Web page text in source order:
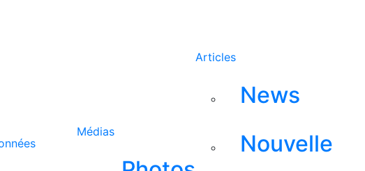
Médias
Articles
News
Nouvelle